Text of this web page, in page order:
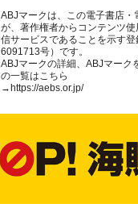
ABJマークは、この電子書店・
が、著作権者からコンテンツ
信サービスであることを示す
6091713号）です。
ABJマークの詳細、ABJマーク
の一覧はこちら
→ https://aebs.or.jp/